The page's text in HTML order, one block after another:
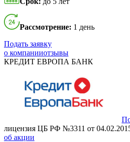
Рассмотрение: 1 день
Подать заявку
о компанииотзывы
КРЕДИТ ЕВРОПА БАНК
лицензия ЦБ РФ №3311 от
об акции